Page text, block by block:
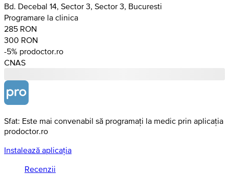
Bd. Decebal 14, Sector 3, Sector 3, Bucuresti
Programare la clinica
285 RON
300 RON
-5% prodoctor.ro
CNAS
Sfat: Este mai convenabil să programați la medic prin aplicația
prodoctor.ro
Instalează aplicația
Recenzii